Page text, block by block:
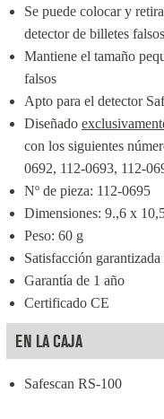
Se puede colocar y
detector de billetes falsos
Mantiene el tamaño
falsos
Apto para el detector
Diseñado
con los siguientes
0692, 112-0693, 112-
Nº de pieza: 112-0695
Dimensiones: 9.,6 x
Peso: 60 g
Satisfacción
Garantía de 1 año
Certificado CE
EN LA CAJA
Safescan RS-100